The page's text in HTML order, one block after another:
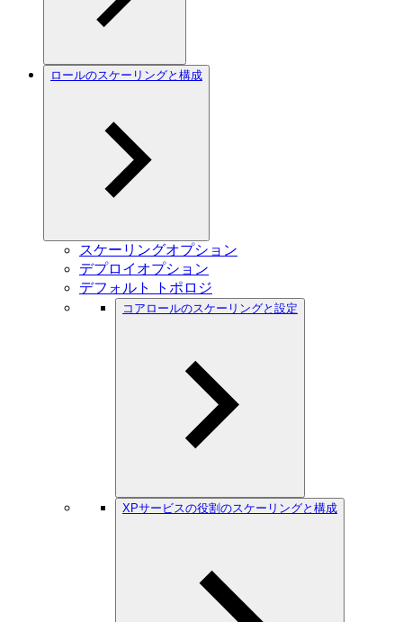
ロールのスケーリングと構成
スケーリングオプション
デプロイオプション
デフォルト トポロジ
コアロールのスケーリングと設定
XPサービスの役割のスケーリングと構成